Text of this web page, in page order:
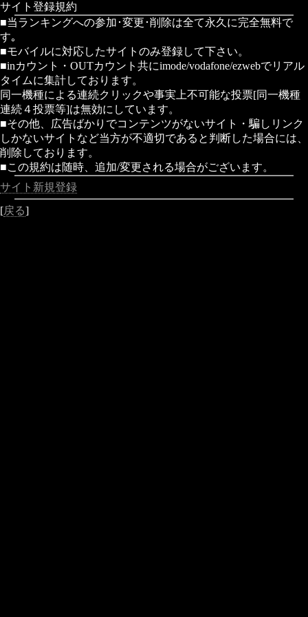
サイト登録規約
■当ランキングへの参加･変更･削除は全て永久に完全無料で
す｡
■モバイルに対応したサイトのみ登録して下さい。
■inカウント・OUTカウント共にimode/vodafone/ezwebでリアル
タイムに集計しております。
同一機種による連続クリックや事実上不可能な投票[同一機種
連続４投票等]は無効にしています。
■その他、広告ばかりでコンテンツがないサイト・騙しリンク
しかないサイトなど当方が不適切であると判断した場合には、
削除しております。
■この規約は随時、追加/変更される場合がございます。
サイト新規登録
[戻る]